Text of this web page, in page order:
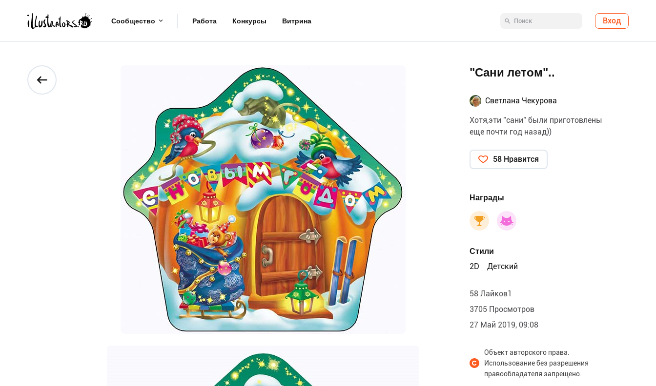
Сообщество Работа Конкурсы Витрина Вход
"Сани летом"..
Светлана Чекурова
Хотя,эти "сани" были приготовлены
еще почти год назад))
58 Нравится
Награды
Стили
2D
Детский
58 Лайков1
3705 Просмотров
27 Май 2019, 09:08
Объект авторского права.
Использование без разрешения
правообладателя запрещено.